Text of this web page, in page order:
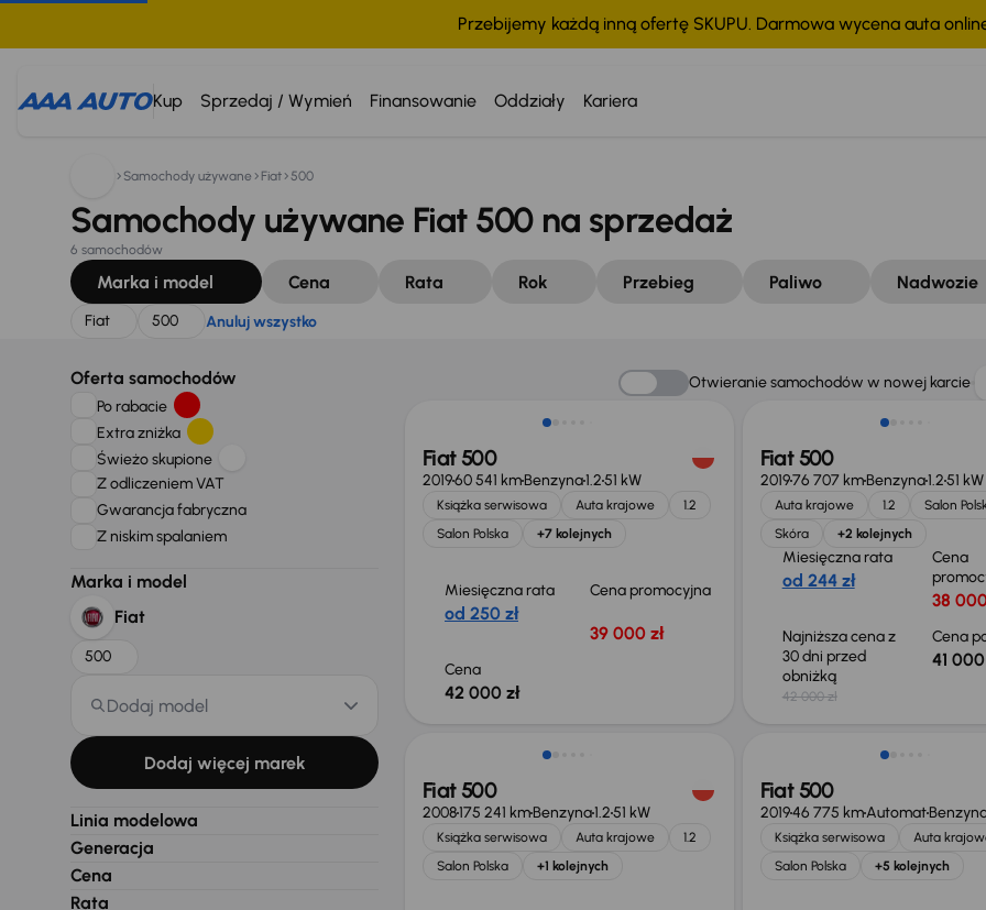
Przebijemy każdą inną ofertę SKUPU. Darmowa wycena auta
Kup Sprzedaj / Wymień Finansowanie Oddziały Kariera
Szukam: Anuluj wszystko
Samochody używane Fiat 500
Samochody używane Fiat 500 na sprzedaż
6 samochodów
Marka i model Cena Rata Rok Przebieg Paliwo Nadwozie
Fiat 500 Anuluj wszystko
Oferta samochodów
Po rabacie
Extra zniżka
Świeżo skupione
Z odliczeniem VAT
Gwarancja fabryczna
Z niskim spalaniem
Marka i model
Fiat
500
Dodaj model
Dodaj więcej marek
Linia modelowa
Generacja
Cena
Rata
Otwieranie samochodów w nowej karcie
Fiat 500
201960 541 kmBenzyna1.251 kW
Książka serwisowa Auta krajowe
1.2
Salon Polska
+7 kolejnych
Miesięczna rata
od 250 zł
Cena promocyjna
39 000 zł
Cena
42 000 zł
Taniej o 1 000 zł
Fiat 500
201976 707 kmBenzyna1.251 kW
Auta krajowe 1.2
Salon
Skóra
+2 kolejnych
Miesięczna rata
od 244 zł
Cena
38
Najniższa cena z
30 dni przed
obniżką
42 000 zł
Cena
41 000
Fiat 500
2008175 241 kmBenzyna1.251 kW
Książka serwisowa Auta krajowe
1.2
Salon Polska
+1 kolejnych
Fiat 500
201946 775 kmAutomat
Książka serwisowa Auta
Salon Polska
+5 kolejnych